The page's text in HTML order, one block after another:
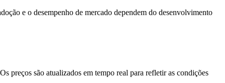
e o desempenho de mercado dependem do desenvolvimento
preços são atualizados em tempo real para refletir as condições